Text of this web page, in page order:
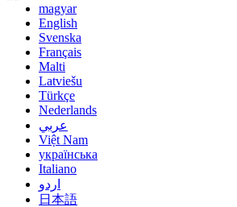
magyar
English
Svenska
Français
Malti
Latviešu
Türkçe
Nederlands
عربي
Việt Nam
українська
Italiano
اردو
日本語